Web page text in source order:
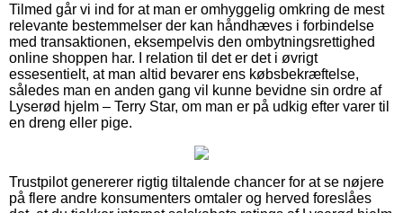
Tilmed går vi ind for at man er omhyggelig omkring de mest
relevante bestemmelser der kan håndhæves i forbindelse
med transaktionen, eksempelvis den ombytningsrettighed
online shoppen har. I relation til det er det i øvrigt
essesentielt, at man altid bevarer ens købsbekræftelse,
således man en anden gang vil kunne bevidne sin ordre af
Lyserød hjelm – Terry Star, om man er på udkig efter varer til
en dreng eller pige.
Trustpilot genererer rigtig tiltalende chancer for at se nøjere
på flere andre konsumenters omtaler og herved foreslåes